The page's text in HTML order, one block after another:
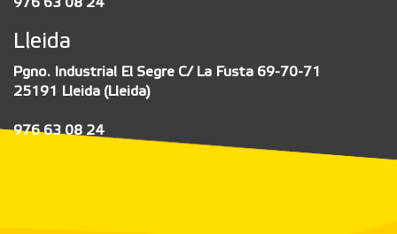
976 63 08 24
Lleida
Pgno. Industrial El Segre C/ La Fusta 69-70-71
25191 Lleida (Lleida)
976 63 08 24